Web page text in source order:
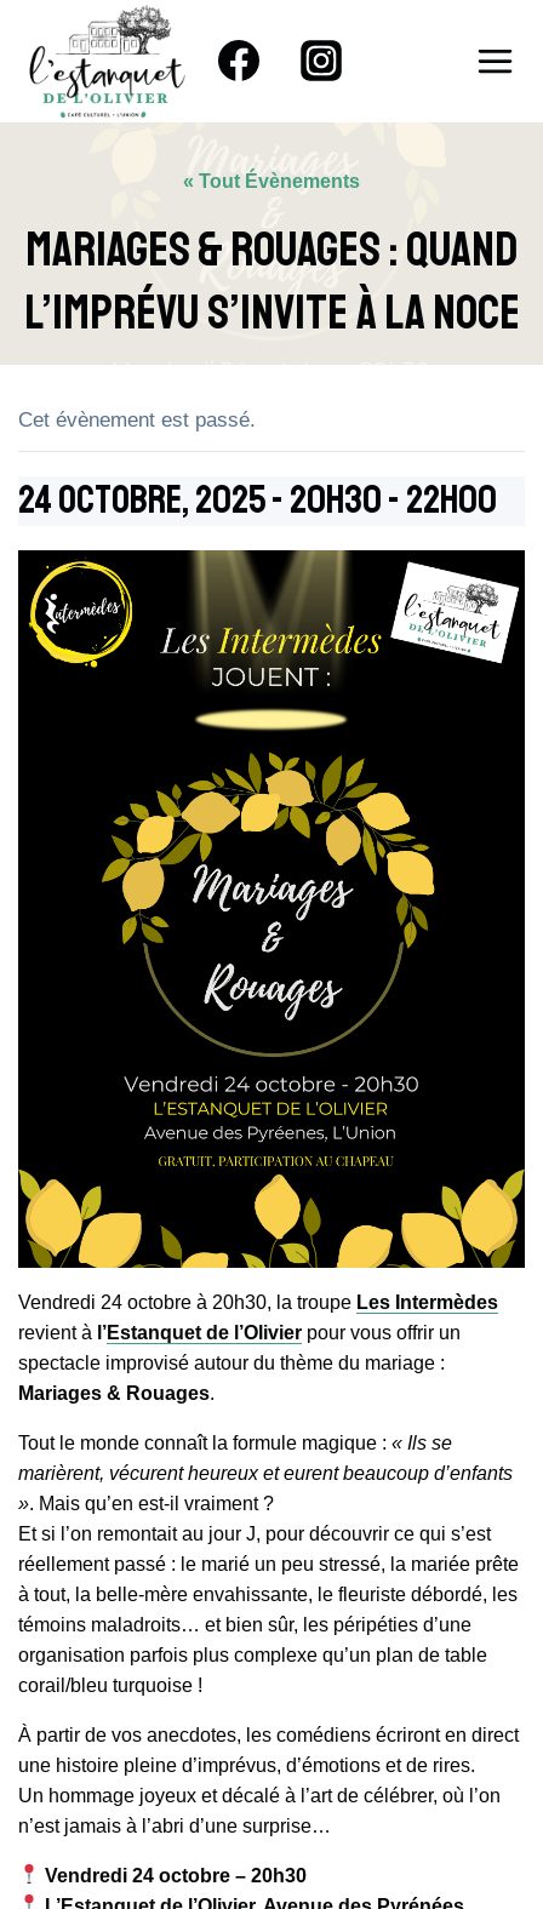
contenu
« Tout Évènements
Mariages & Rouages : Quand
L’imprévu S’invite À La Noce
Cet évènement est passé.
24 Octobre, 2025 - 20h30- 22h00
Vendredi 24 octobre à 20h30, la troupe Les Intermèdes
revient à l’Estanquet de l’Olivierpour vous offrir un
spectacle improvisé autour du thème du mariage :
Mariages & Rouages.
Tout le monde connaît la formule magique : « Ils se
marièrent, vécurent heureux et eurent beaucoup d’enfants
». Mais qu’en est-il vraiment ?
Et si l’on remontait au jour J, pour découvrir ce qui s’est
réellement passé : le marié un peu stressé, la mariée prête
à tout, la belle-mère envahissante, le fleuriste débordé, les
témoins maladroits… et bien sûr, les péripéties d’une
organisation parfois plus complexe qu’un plan de table
corail/bleu turquoise !
À partir de vos anecdotes, les comédiens écriront en direct
une histoire pleine d’imprévus, d’émotions et de rires.
Un hommage joyeux et décalé à l’art de célébrer, où l’on
n’est jamais à l’abri d’une surprise…
Vendredi 24 octobre – 20h30